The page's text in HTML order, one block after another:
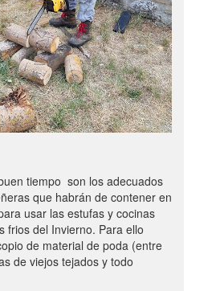
tiempo son los adecuados
que habrán de contener en
usar las estufas y cocinas
frios del Invierno. Para ello
de material de poda (entre
de viejos tejados y todo